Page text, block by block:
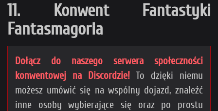
11. Konwent Fantastyki
Fantasmagoria
Dołącz do naszego serwera społeczności
konwentowej na Discordzie!To dzięki niemu
możesz umówić się na wspólny dojazd, znaleźć
inne osoby wybierające się oraz po prostu